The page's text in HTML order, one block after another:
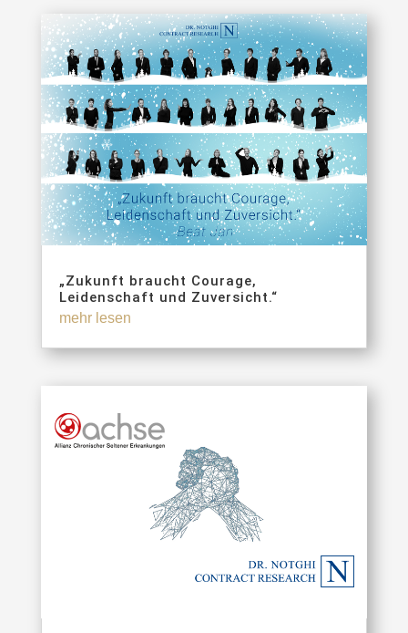
„Zukunft braucht Courage,
Leidenschaft und Zuversicht.“
mehr lesen